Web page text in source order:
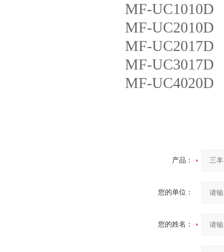
MF-
MF-
MF-
MF-
MF-
产品：
您的单位：
您的姓名：